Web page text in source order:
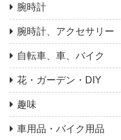
腕時計
腕時計、アクセサリー
自転車、車、バイク
花・ガーデン・DIY
趣味
車用品・バイク用品